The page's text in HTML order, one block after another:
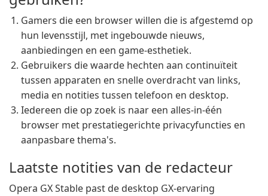
Gamers die een browser willen die is afgestemd op
hun levensstijl, met ingebouwde nieuws,
aanbiedingen en een game-esthetiek.
Gebruikers die waarde hechten aan continuïteit
tussen apparaten en snelle overdracht van links,
media en notities tussen telefoon en desktop.
Iedereen die op zoek is naar een alles-in-één
browser met prestatiegerichte privacyfuncties en
aanpasbare thema's.
Laatste notities van de redacteur
Opera GX Stable past de desktop GX-ervaring